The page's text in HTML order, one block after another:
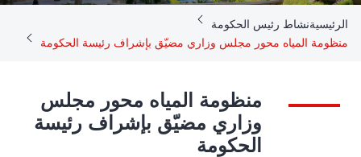
Breadcrumb
الرئيسيةنشاط رئيس الحكومة
منظومة المياه محور مجلس وزاري مضيّق بإشراف رئيسة الحكومة
منظومة المياه محور مجلس
وزاري مضيّق بإشراف رئيسة
الحكومة